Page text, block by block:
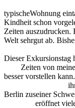
typischeWohnung
Kindheit schon
Zeiten auszudrucken.
Welt sehrgut ab.
Dieser Exkursionstag
Zeiten von
besser vorstellen
Berlin zuseiner
eröffnet